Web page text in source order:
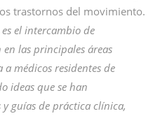
trastornos del movimiento.
el intercambio de
las principales áreas
médicos residentes de
ideas que se han
guías de práctica clínica,